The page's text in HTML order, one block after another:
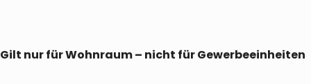
Gilt nur für Wohnraum – nicht für Gewerbeeinheiten